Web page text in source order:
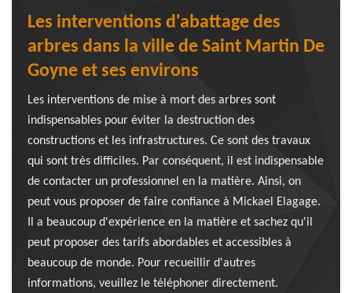
Les interventions d'abattage des
arbres dans la ville de Saint Martin De
Goyne et ses environs
Les interventions de mise à mort des arbres sont
indispensables pour éviter la destruction des
constructions et les infrastructures. Ce sont des travaux
qui sont très difficiles. Par conséquent, il est indispensable
de contacter un professionnel en la matière. Ainsi, on
peut vous proposer de faire confiance à Mickael Elagage.
Il a beaucoup d'expérience en la matière et sachez qu'il
peut proposer des tarifs abordables et accessibles à
beaucoup de monde. Pour recueillir d'autres
informations, veuillez le téléphoner directement.